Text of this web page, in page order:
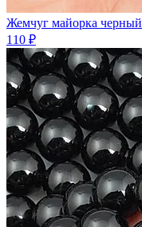
Жемчуг майорка черный
110 ₽